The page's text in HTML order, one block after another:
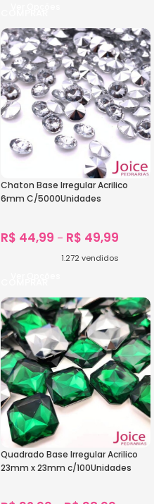
Chaton Base Irregular Acrilico
6mm C/5000Unidades
R$ 44,99 – R$ 49,99
1.272 vendidos
Quadrado Base Irregular Acrilico
23mm x 23mm c/100Unidades